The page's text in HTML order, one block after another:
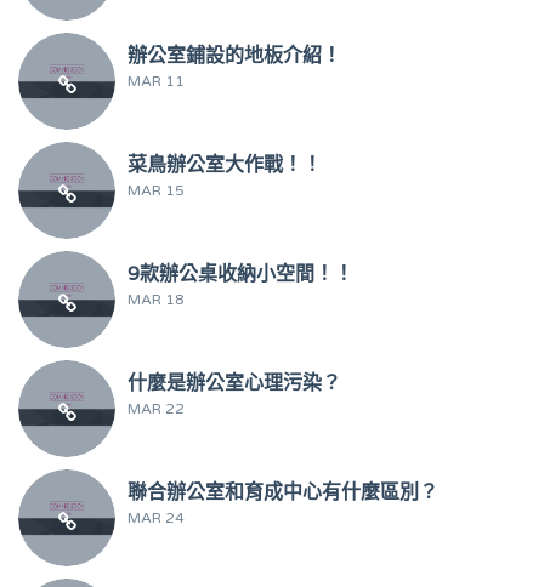
辦公室鋪設的地板介紹！
MAR 11
菜鳥辦公室大作戰！！
MAR 15
9款辦公桌收納小空間！！
MAR 18
什麼是辦公室心理污染？
MAR 22
聯合辦公室和育成中心有什麼區別？
MAR 24